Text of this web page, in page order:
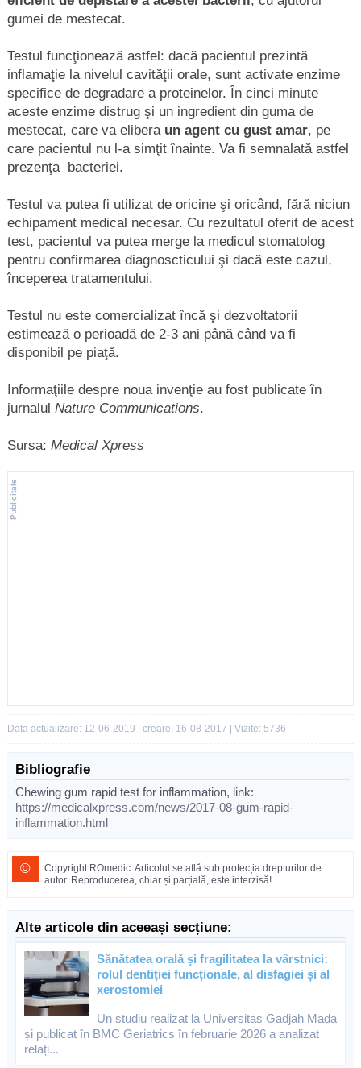
gumei de mestecat.
Testul funcţionează astfel: dacă pacientul prezintă
inflamaţie la nivelul cavităţii orale, sunt activate enzime
specifice de degradare a proteinelor. În cinci minute
aceste enzime distrug şi un ingredient din guma de
mestecat, care va elibera un agent cu gust amar, pe
care pacientul nu l-a simţit înainte. Va fi semnalată astfel
prezenţa bacteriei.
Testul va putea fi utilizat de oricine şi oricând, fără niciun
echipament medical necesar. Cu rezultatul oferit de acest
test, pacientul va putea merge la medicul stomatolog
pentru confirmarea diagnoscticului şi dacă este cazul,
începerea tratamentului.
Testul nu este comercializat încă şi dezvoltatorii
estimează o perioadă de 2-3 ani până când va fi
disponibil pe piaţă.
Informaţiile despre noua invenţie au fost publicate în
jurnalul Nature Communications.
Sursa: Medical Xpress
Data actualizare: 12-06-2019 | creare: 16-08-2017 | Vizite: 5736
Bibliografie
Chewing gum rapid test for inflammation, link:
https://medicalxpress.com/news/2017-08-gum-rapid-
inflammation.html
©
Copyright ROmedic: Articolul se află sub protecția drepturilor de
autor. Reproducerea, chiar și parțială, este interzisă!
Alte articole din aceeași secțiune:
Sănătatea orală și fragilitatea la vârstnici:
rolul dentiției funcționale, al disfagiei și al
xerostomiei
Un studiu realizat la Universitas Gadjah Mada
și publicat în BMC Geriatrics în februarie 2026 a analizat
relați...